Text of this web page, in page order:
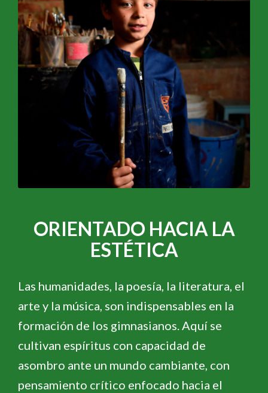
ORIENTADO HACIA LA
ESTÉTICA
Las humanidades, la poesía, la literatura, el
arte y la música, son indispensables en la
formación de los gimnasianos. Aquí se
cultivan espíritus con capacidad de
asombro ante un mundo cambiante, con
pensamiento crítico enfocado hacia el